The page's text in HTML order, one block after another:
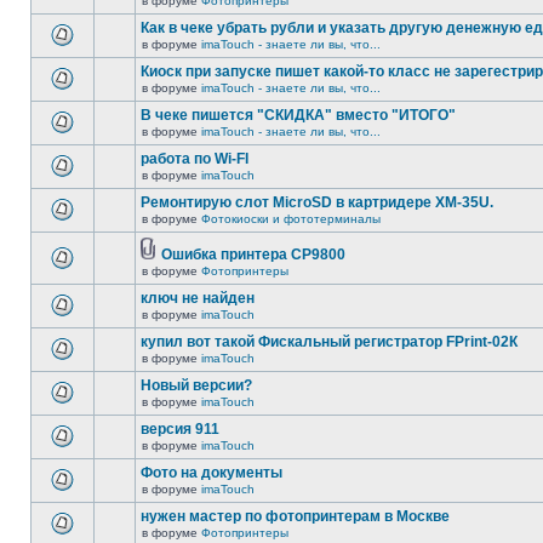
Как в чеке убрать рубли и указать другую денежную
в форуме imaTouch - знаете ли вы, что...
Киоск при запуске пишет какой-то класс не
в форуме imaTouch - знаете ли вы, что...
В чеке пишется "СКИДКА" вместо "ИТОГО"
в форуме imaTouch - знаете ли вы, что...
работа по Wi-FI
в форуме imaTouch
Ремонтирую слот MicroSD в картридере XM-35U.
в форуме Фотокиоски и фототерминалы
Ошибка принтера CP9800
в форуме Фотопринтеры
ключ не найден
в форуме imaTouch
купил вот такой Фискальный регистратор FPrint-02К
в форуме imaTouch
Новый версии?
в форуме imaTouch
версия 911
в форуме imaTouch
Фото на документы
в форуме imaTouch
нужен мастер по фотопринтерам в Москве
в форуме Фотопринтеры